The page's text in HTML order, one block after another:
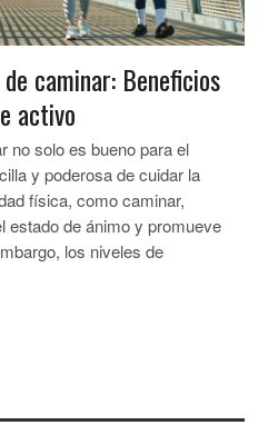
caminar: Beneficios
activo
no solo es bueno para el
y poderosa de cuidar la
física, como caminar,
estado de ánimo y promueve
los niveles de